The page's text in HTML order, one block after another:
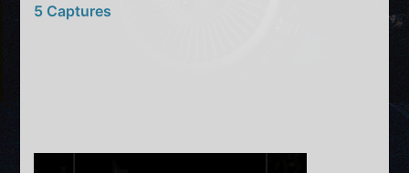
5 Captures